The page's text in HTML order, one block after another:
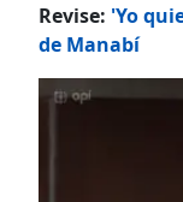
Revise: 'Yo
de Manabí